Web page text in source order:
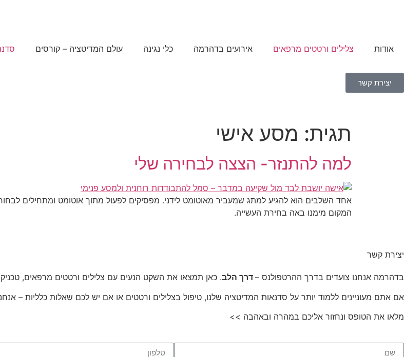
אודות צלילים ורטטים מרפאים אירועים בדהרמה כלי נגינה עולם המדיטציה – קורסים
יצירת קשר
תגית: מסע אישי
למה להתנזר- הצצה לבחירה שלי
אחד השלבים הוא להגיע למתג שמעביר מאוטומט לידני. מפסיקים לפעול מתוך אוטומט ומתחילים
המקום מימנו באה בחירת העשייה.
יצירת קשר
בדהרמה אנחנו צועדים בדרך ההרטפולנס – דרך הלב. כאן תמצאו את השקט הנעים עם צלילים ורטטים מרפאים,
אם אתם מעוניינים ללמוד יותר על סדנאות המדיטציה שלנו, טיפול בצלילים ורטטים או אם יש לכם שאלות כלליות –
מלאו את הטופס ונחזור אליכם במהרה ובאהבה >>